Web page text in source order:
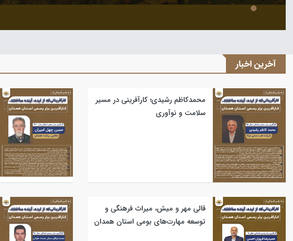
آخرین اخبار
محمدکاظم رشیدی؛ کارآفرینی در مسیر
سلامت و نوآوری
قالی مهر و میش، میراث فرهنگی و
توسعه مهارت‌های بومی استان همدان